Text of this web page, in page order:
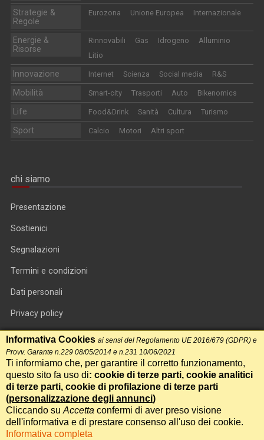
Strategie &
Regole
Eurozona Unione Europea Internazionale
Energie &
Risorse
Rinnovabili Gas Idrogeno
Alluminio
Litio
Innovazione Internet Scienza Social media R&S
Mobilità Smart-city Trasporti Auto Bikenomics
Life Food&Drink Sanità Cultura Turismo
Sport Calcio Motori Altri sport
chi siamo
Presentazione
Sostienici
Segnalazioni
Termini e condizioni
Dati personali
Privacy policy
Informativa cookie
RSS feed
RSS Top News
Contatti
International Communication S.r.l. • P.IVA 14478081004 • Testata
Informativa Cookies ai sensi del Regolamento UE 2016/679 (GDPR) e
Provv. Garante n.229 08/05/2014 e n.231 10/06/2021
Ti informiamo che, per garantire il corretto funzionamento,
questo sito fa uso di: cookie di terze parti, cookie analitici
di terze parti, cookie di profilazione di terze parti
(personalizzazione degli annunci)
Cliccando su Accetta confermi di aver preso visione
dell'informativa e di prestare consenso all'uso dei cookie.
Informativa completa